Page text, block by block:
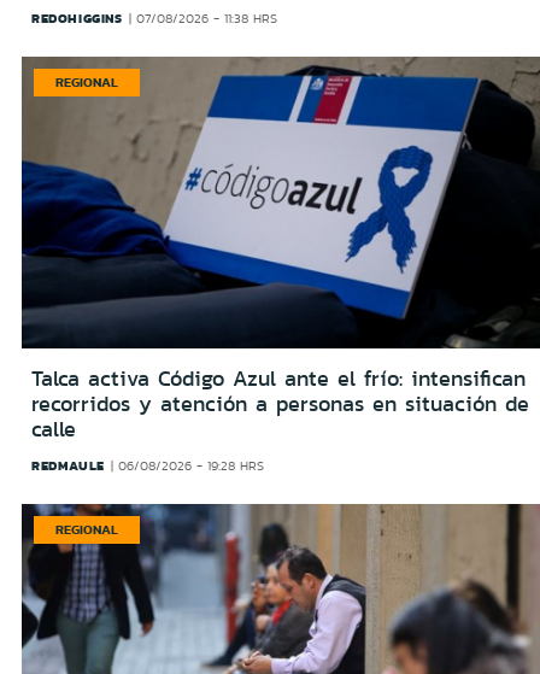
REDOHIGGINS 07/08/2026 - 11:38 HRS
REGIONAL
Talca activa Código Azul ante el frío: intensifican
recorridos y atención a personas en situación de
calle
REDMAULE 06/08/2026 - 19:28 HRS
REGIONAL